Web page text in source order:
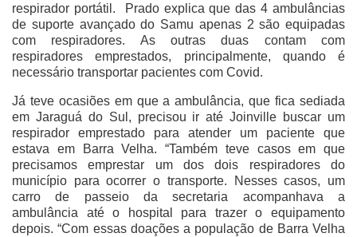
respirador portátil. Prado explica que das 4 ambulâncias
de suporte avançado do Samu apenas 2 são equipadas
com respiradores. As outras duas contam com
respiradores emprestados, principalmente, quando é
necessário transportar pacientes com Covid.
Já teve ocasiões em que a ambulância, que fica sediada
em Jaraguá do Sul, precisou ir até Joinville buscar um
respirador emprestado para atender um paciente que
estava em Barra Velha. “Também teve casos em que
precisamos emprestar um dos dois respiradores do
município para ocorrer o transporte. Nesses casos, um
carro de passeio da secretaria acompanhava a
ambulância até o hospital para trazer o equipamento
depois. “Com essas doações a população de Barra Velha